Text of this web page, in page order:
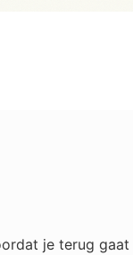
je terug gaat